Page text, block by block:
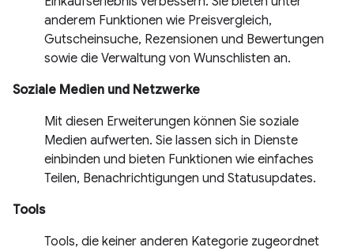
anderem Funktionen wie Preisvergleich,
Gutscheinsuche, Rezensionen und Bewertungen
sowie die Verwaltung von Wunschlisten an.
Soziale Medien und Netzwerke
Mit diesen Erweiterungen können Sie soziale
Medien aufwerten. Sie lassen sich in Dienste
einbinden und bieten Funktionen wie einfaches
Teilen, Benachrichtigungen und Statusupdates.
Tools
Tools, die keiner anderen Kategorie zugeordnet